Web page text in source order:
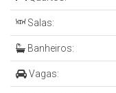
Salas:
Banheiros:
Vagas: